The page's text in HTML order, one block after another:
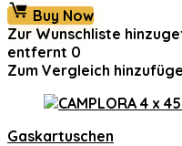
Buy Now
Zur Wunschliste
entfernt 0
Zum Vergleich
Gaskartuschen